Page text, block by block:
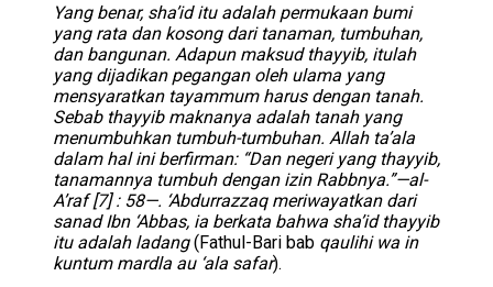
Yang benar, sha’id itu adalah permukaan bumi
yang rata dan kosong dari tanaman, tumbuhan,
dan bangunan. Adapun maksud thayyib, itulah
yang dijadikan pegangan oleh ulama yang
mensyaratkan tayammum harus dengan tanah.
Sebab thayyib maknanya adalah tanah yang
menumbuhkan tumbuh-tumbuhan. Allah ta’ala
dalam hal ini berfirman: “Dan negeri yang thayyib,
tanamannya tumbuh dengan izin Rabbnya.”—al-
A’raf [7] : 58—. ‘Abdurrazzaq meriwayatkan dari
sanad Ibn ‘Abbas, ia berkata bahwa sha’id thayyib
itu adalah ladang(Fathul-Bari bab qaulihi wa in
kuntum mardla au ‘ala safar).